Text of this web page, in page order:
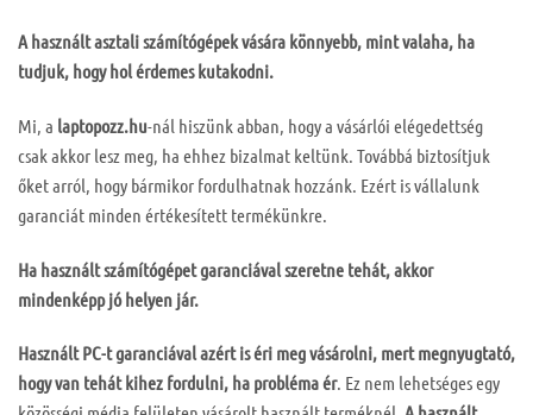
A használt asztali számítógépek vására könnyebb, mint valaha, ha
tudjuk, hogy hol érdemes kutakodni.
Mi, a laptopozz.hu-nál hiszünk abban, hogy a vásárlói elégedettség
csak akkor lesz meg, ha ehhez bizalmat keltünk. Továbbá biztosítjuk
őket arról, hogy bármikor fordulhatnak hozzánk. Ezért is vállalunk
garanciát minden értékesített termékünkre.
Ha használt számítógépet garanciával szeretne tehát, akkor
mindenképp jó helyen jár.
Használt PC-t garanciávalazért is éri meg vásárolni, mert megnyugtató,
hogy van tehát kihez fordulni, ha probléma ér. Ez nem lehetséges egy